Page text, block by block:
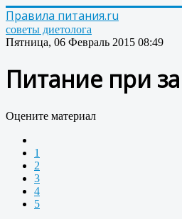
Правила питания.ru
советы диетолога
Пятница, 06 Февраль 2015 08:49
Питание при
Оцените материал
1
2
3
4
5